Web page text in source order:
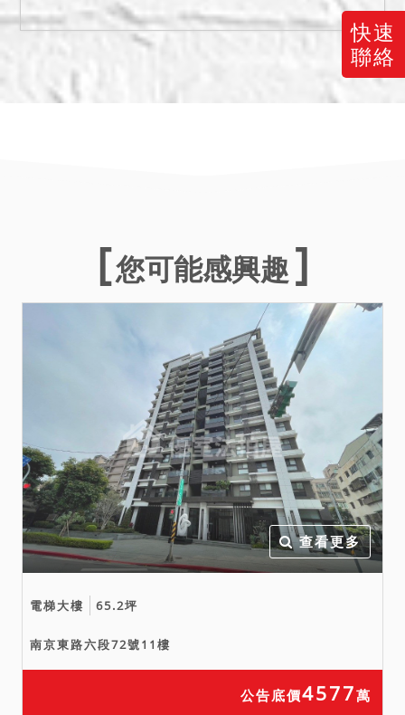
快速
聯絡
(四)暫編4689建號建物，臺
北市建築管理工程處114年1
月15年函復，為水平增建違
章建築(法定空地)，依臺北市
違章建築處理規則33條規
規定之適用問題。
備註
一、以上不動產分別標價，
合併拍賣，以總價最高者得
標。
二、拍賣最低價額合計新台
幣：43,580,000元，以總價
最高者得標。
三、保證金新台幣：
8,720,000元。
四、抵押權登記拍定後塗
銷。
五、投標日期:中華民國115
標。）
您可能感興趣
查看更多
電梯大樓 65.2坪
南京東路六段72號11樓
公告底價4577萬